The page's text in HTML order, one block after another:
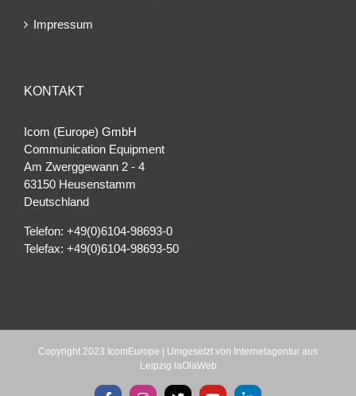
Impressum
KONTAKT
Icom (Europe) GmbH
Communication Equipment
Am Zwerggewann 2 ‐ 4
63150 Heusenstamm
Deutschland
Telefon: +49(0)6104-98693-0
Telefax: +49(0)6104-98693-50
Copyright 2023 IcomEurope | Umgesetzt von Internetagentur aus
Leipzig laOlaWeb